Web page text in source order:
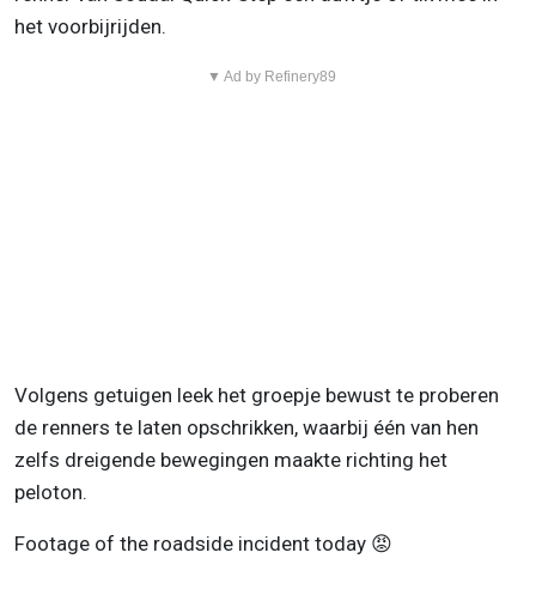
het voorbijrijden.
▼ Ad by Refinery89
Volgens getuigen leek het groepje bewust te proberen
de renners te laten opschrikken, waarbij één van hen
zelfs dreigende bewegingen maakte richting het
peloton.
Footage of the roadside incident today 😡